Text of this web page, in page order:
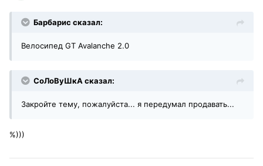
Барбарис сказал:
Велосипед GT Avalanche 2.0
СоЛоВуШкА сказал:
Закройте тему, пожалуйста... я передумал продавать...
%)))